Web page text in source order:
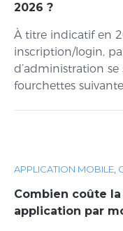
2026 ?
À titre indicatif en
inscription/login,
d’administration
fourchettes
APPLICATION MOBILE,
Combien coûte
application par